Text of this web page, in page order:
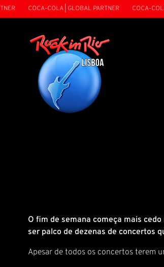
COCA-COLA | GLOBAL PARTNER COCA-COLA
O fim de semana começa mais
ser palco de dezenas de concertos
Apesar de todos os concertos terem